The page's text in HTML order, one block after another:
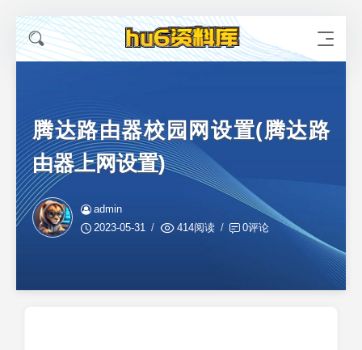
腾达路由器校园网设置(腾达路
由器上网设置)
admin
2023-05-31
414阅读 0评论